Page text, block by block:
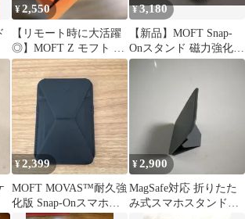
¥2,550
【リモート時に大活躍
◎】MOFT Z モフト PC
スタンド 軽量 オレンジ
¥3,180
【新品】MOFT Snap-
Onスタンド 磁力強化版
スモークターコイズ
¥2,399
MOFT MOVAS™耐久強
化版 Snap-Onスマホス
¥2,900
MagSafe対応 折りたた
み式スマホスタンド